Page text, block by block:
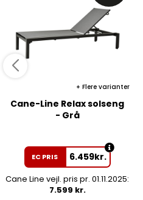
Flere varianter
Cane-Line Relax solseng
- Grå
EC PRIS 6.459kr.
Cane Line vejl. pris pr. 01.11.2025:
7.599 kr.